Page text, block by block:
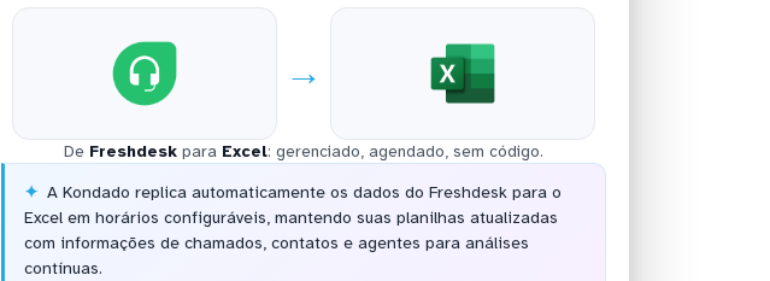
→
De Freshdesk para Excel: gerenciado, agendado, sem código.
A Kondado replica automaticamente os dados do Freshdesk para o
Excel em horários configuráveis, mantendo suas planilhas atualizadas
com informações de chamados, contatos e agentes para análises
contínuas.